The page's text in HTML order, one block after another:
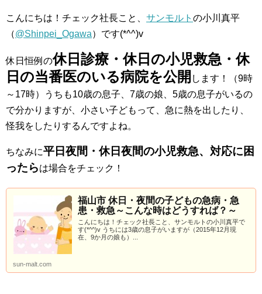
こんにちは！チェック社長こと、 サンモルト の小川真平
（@Shinpei_Ogawa）です(*^^)v
休日恒例の休日診療・休日の小児救急・休
日の当番医のいる病院を公開 します！（9時
～17時）うちも10歳の息子、7歳の娘、5歳の息子がいるの
で分かりますが、小さい子どもって、急に熱を出したり、
怪我をしたりするんですよね。
ちなみに平日夜間・休日夜間の小児救急、対応に困
ったらは場合をチェック！
福山市 休日・夜間の子どもの急病・急
患・救急～こんな時はどうすれば？～
こんにちは！チェック社長こと、サンモルトの小川真平で
す(*^^)v うちには3歳の息子がいますが（2015年12月現
在、9か月の娘も）...
sun-malt.com